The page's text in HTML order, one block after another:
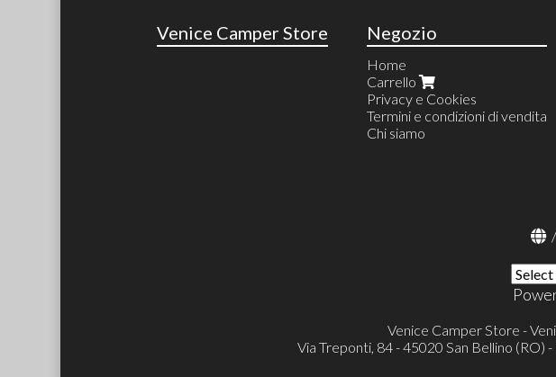
Venice Camper Store Negozio
Home
Carrello
Privacy e Cookies
Termini e condizioni di vendita
Chi siamo
Venice Camper Store -
Via Treponti, 84 - 45020 San Bellino (RO)